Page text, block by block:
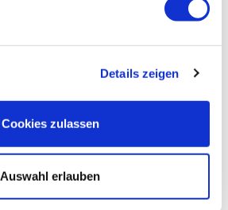
Details zeigen
Cookies zulassen
Auswahl erlauben